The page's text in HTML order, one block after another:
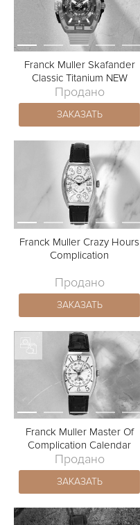
Franck Muller Skafander
Classic Titanium NEW
Продано
ЗАКАЗАТЬ
Franck Muller Crazy Hours
Complication
Продано
ЗАКАЗАТЬ
Franck Muller Master Of
Complication Calendar
Продано
ЗАКАЗАТЬ